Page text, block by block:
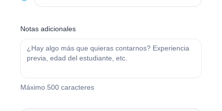
Notas adicionales
Máximo 500 caracteres